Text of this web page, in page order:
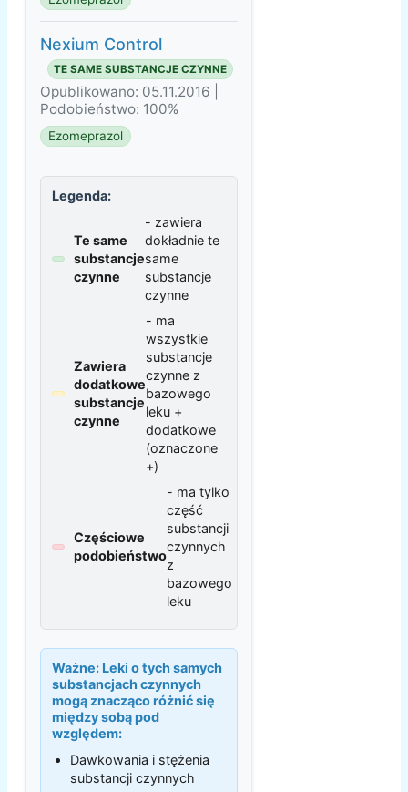
Nexium Control
TE SAME SUBSTANCJE CZYNNE
Opublikowano: 05.11.2016 |
Podobieństwo: 100%
Ezomeprazol
Legenda:
Te same
substancje
czynne
- zawiera
dokładnie te
same
substancje
czynne
Zawiera
dodatkowe
substancje
czynne
- ma
wszystkie
substancje
czynne z
bazowego
leku +
dodatkowe
(oznaczone
+)
Częściowe
podobieństwo
- ma tylko
część
substancji
czynnych
z
bazowego
leku
Ważne: Leki o tych samych
substancjach czynnych
mogą znacząco różnić się
między sobą pod
względem:
Dawkowania i stężenia
substancji czynnych